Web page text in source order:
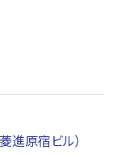
進原宿ビル）